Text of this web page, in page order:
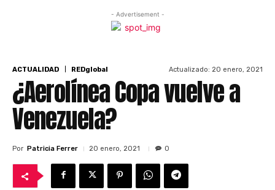
- Advertisement -